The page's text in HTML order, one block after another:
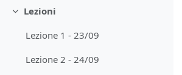
Collapse
Lezioni
Lezione 1 - 23/09
Lezione 2 - 24/09